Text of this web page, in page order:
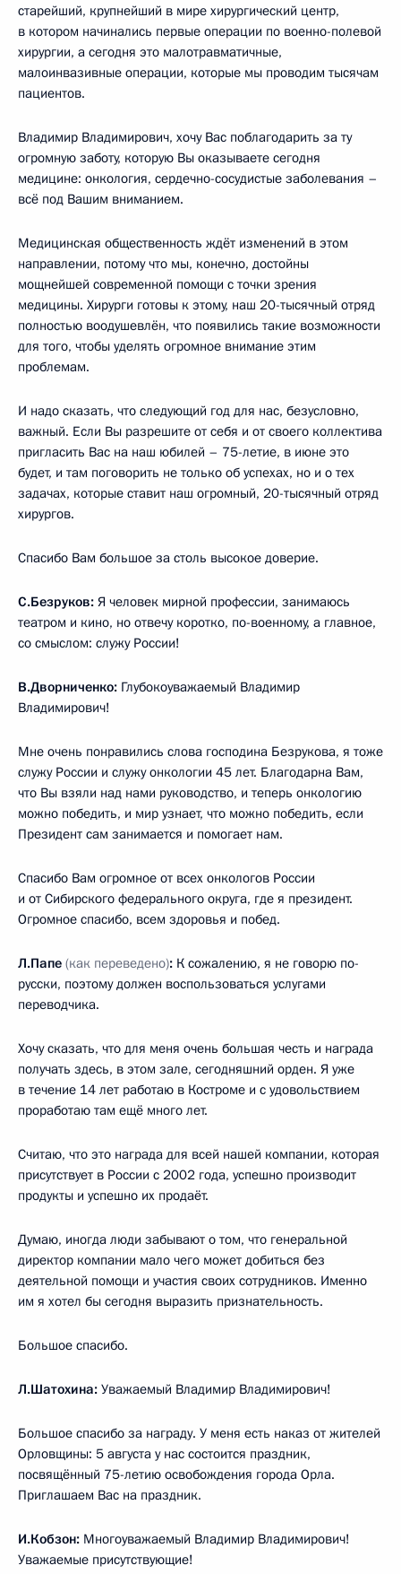
старейший, крупнейший в мире хирургический центр,
в котором начинались первые операции по военно-полевой
хирургии, а сегодня это малотравматичные,
малоинвазивные операции, которые мы проводим тысячам
пациентов.
Владимир Владимирович, хочу Вас поблагодарить за ту
огромную заботу, которую Вы оказываете сегодня
медицине: онкология, сердечно-сосудистые заболевания –
всё под Вашим вниманием.
Медицинская общественность ждёт изменений в этом
направлении, потому что мы, конечно, достойны
мощнейшей современной помощи с точки зрения
медицины. Хирурги готовы к этому, наш 20-тысячный отряд
полностью воодушевлён, что появились такие возможности
для того, чтобы уделять огромное внимание этим
проблемам.
И надо сказать, что следующий год для нас, безусловно,
важный. Если Вы разрешите от себя и от своего коллектива
пригласить Вас на наш юбилей – 75-летие, в июне это
будет, и там поговорить не только об успехах, но и о тех
задачах, которые ставит наш огромный, 20-тысячный отряд
хирургов.
Спасибо Вам большое за столь высокое доверие.
С.Безруков: Я человек мирной профессии, занимаюсь
театром и кино, но отвечу коротко, по-военному, а главное,
со смыслом: служу России!
В.Дворниченко: Глубокоуважаемый Владимир
Владимирович!
Мне очень понравились слова господина Безрукова, я тоже
служу России и служу онкологии 45 лет. Благодарна Вам,
что Вы взяли над нами руководство, и теперь онкологию
можно победить, и мир узнает, что можно победить, если
Президент сам занимается и помогает нам.
Спасибо Вам огромное от всех онкологов России
и от Сибирского федерального округа, где я президент.
Огромное спасибо, всем здоровья и побед.
Л.Папе (как переведено): К сожалению, я не говорю по-
русски, поэтому должен воспользоваться услугами
переводчика.
Хочу сказать, что для меня очень большая честь и награда
получать здесь, в этом зале, сегодняшний орден. Я уже
в течение 14 лет работаю в Костроме и с удовольствием
проработаю там ещё много лет.
Считаю, что это награда для всей нашей компании, которая
присутствует в России с 2002 года, успешно производит
продукты и успешно их продаёт.
Думаю, иногда люди забывают о том, что генеральной
директор компании мало чего может добиться без
деятельной помощи и участия своих сотрудников. Именно
им я хотел бы сегодня выразить признательность.
Большое спасибо.
Л.Шатохина: Уважаемый Владимир Владимирович!
Большое спасибо за награду. У меня есть наказ от жителей
Орловщины: 5 августа у нас состоится праздник,
посвящённый 75-летию освобождения города Орла.
Приглашаем Вас на праздник.
И.Кобзон: Многоуважаемый Владимир Владимирович!
Уважаемые присутствующие!